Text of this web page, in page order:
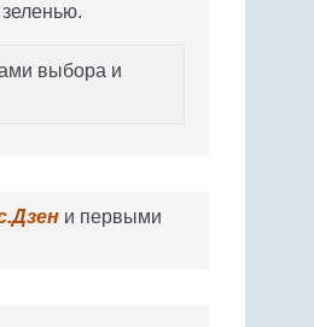
выбора и
и первыми